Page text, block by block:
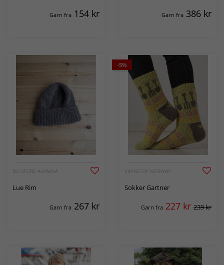
Garn fra 154 kr Garn fra 386 kr
DU STORE ALPAKKA
Lue Rim
Garn fra 267 kr
-5%
VIKING OF NORWAY
Sokker Gartner
Garn fra 227 kr 239 kr